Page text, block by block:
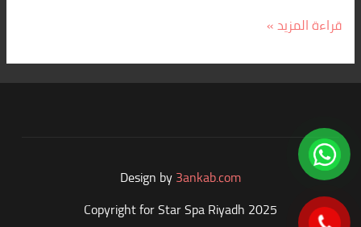
قراءة المزيد »
Design by3ankab.com
Copyright for Star Spa Riyadh 2025